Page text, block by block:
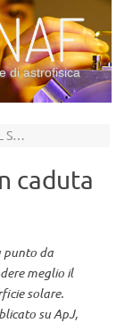
di astrofisica
UNO STUDIO PALERMITANO FA LUCE SUL SOLE
caduta
punto da
meglio il
solare.
su ApJ,